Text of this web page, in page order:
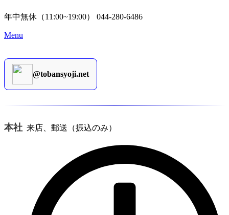
年中無休（11:00~19:00） 044-280-6486
Menu
@tobansyoji.net
本社 来店、郵送（振込のみ）